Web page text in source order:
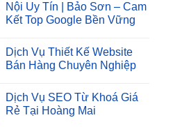
Nội Uy Tín | Bảo Sơn – Cam
Kết Top Google Bền Vững
bình
luận
ở
SEO
Website
Hà
Dịch Vụ Thiết Kế Website
Bán Hàng Chuyên Nghiệp
bình
luận
ở
Dịch Vụ SEO Từ Khoá Giá
Rẻ Tại Hoàng Mai